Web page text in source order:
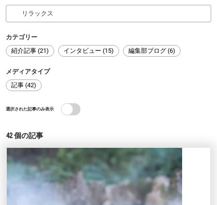
カテゴリー
紹介記事 (21)
インタビュー (15) 編集部ブログ (6)
メディアタイプ
記事 (42)
選択された記事のみ表示
42個の記事